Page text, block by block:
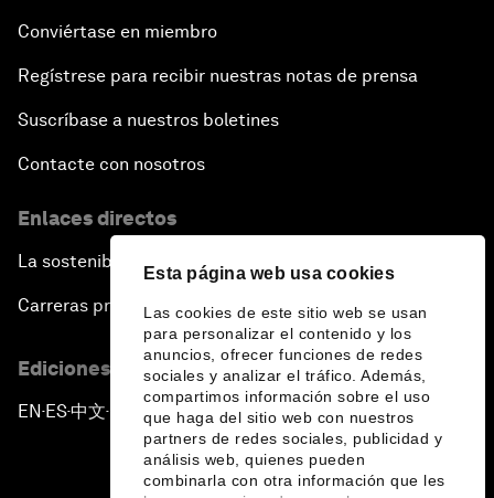
Esta página web usa cookies
Las cookies de este sitio web se usan
para personalizar el contenido y los
anuncios, ofrecer funciones de redes
sociales y analizar el tráfico. Además,
compartimos información sobre el uso
que haga del sitio web con nuestros
partners de redes sociales, publicidad y
análisis web, quienes pueden
combinarla con otra información que les
Conviértase en miembro
Regístrese para recibir nuestras notas de prensa
Suscríbase a nuestros boletines
Contacte con nosotros
Enlaces directos
La sostenibilidad en el Foro
Carreras profesionales
Ediciones en otros idiomas
EN ▪ ES▪中文▪ 日本語